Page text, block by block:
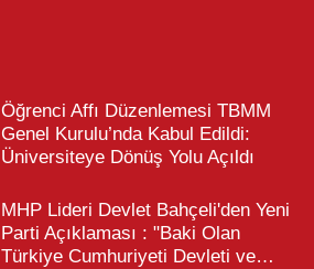
Öğrenci Affı Düzenlemesi TBMM
Genel Kurulu’nda Kabul Edildi:
Üniversiteye Dönüş Yolu Açıldı
MHP Lideri Devlet Bahçeli'den Yeni
Parti Açıklaması : "Baki Olan
Türkiye Cumhuriyeti Devleti ve